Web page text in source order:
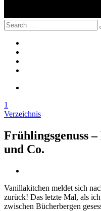
1
Verzeichnis
Frühlingsgenuss
und Co.
Vanillakitchen meldet sich
zurück! Das letzte Mal, als
zwischen Bücherbergen